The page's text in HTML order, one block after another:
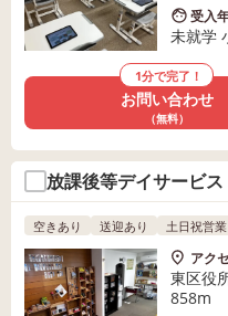
受入
未就学
1分で完了！
お問い合わせ
（無料）
放課後等デイサービ
空きあり 送迎あり 土日祝営業
アク
東区役
858m